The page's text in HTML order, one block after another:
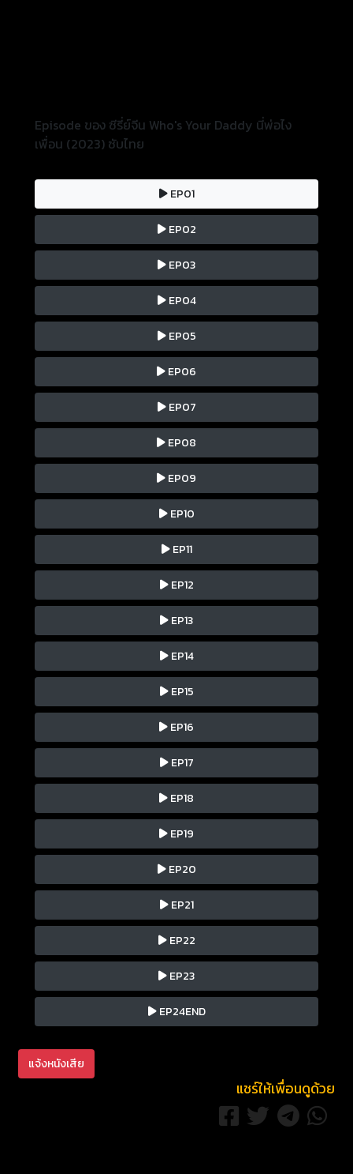
Episode ของ ซีรี่ย์จีน Who's Your Daddy นี่พ่อไง
เพื่อน (2023) ซับไทย
EP01
EP02
EP03
EP04
EP05
EP06
EP07
EP08
EP09
EP10
EP11
EP12
EP13
EP14
EP15
EP16
EP17
EP18
EP19
EP20
EP21
EP22
EP23
EP24END
แจ้งหนังเสีย
แชร์ให้เพื่อนดูด้วย